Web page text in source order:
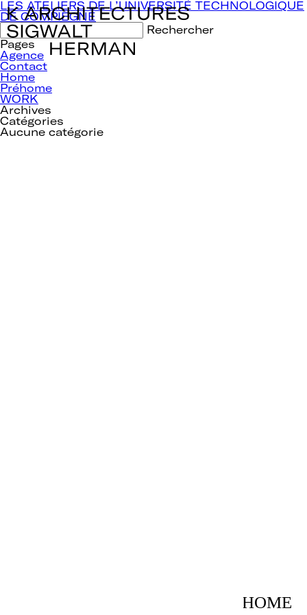
Navigation
de
l’article
LES ATELIERS DE L’UNIVERSITÉ TECHNOLOGIQUE
DE COMPIÈGNE
Rechercher :
Pages
Agence
Contact
Home
Préhome
WORK
Archives
Catégories
Aucune catégorie